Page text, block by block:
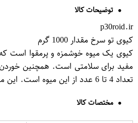
توضیحات کالا
p30roid.ir
کیوی تو سرخ مقدار 1000 گرم
تعداد 4 تا 6 عدد از این میوه است. این میوه معمولا به صورت تازه مصرف می‌شود و می‌تواند در تهیه سالاد‌ها، آبمیوه، دسرها و ترشی‌ها استفاده شود.
مختصات کالا